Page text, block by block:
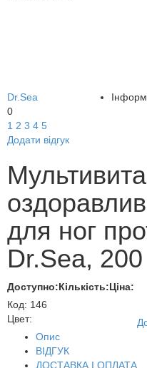
Dr.Sea
0
1 2 3 4 5
Додати відгук
для ног
Dr.Sea,
Доступно:Кількість:Ціна:
Код: 146
Цвет:
Опис
ВІДГУК
ДОСТАВКА І ОПЛАТА